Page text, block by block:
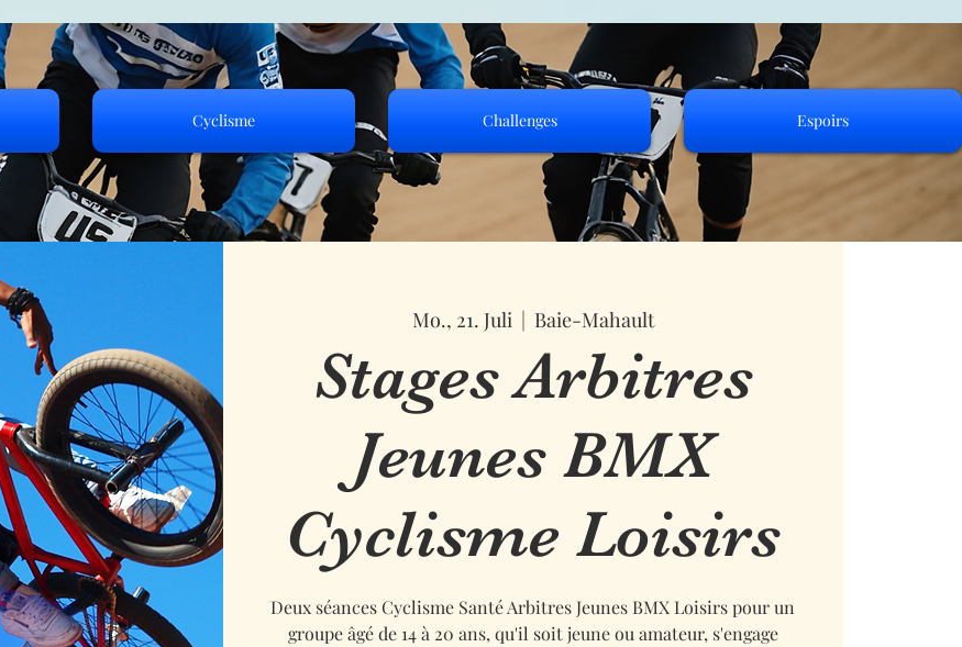
Cyclisme Challenges Espoirs
Mo., 21. Juli
  |
Baie-Mahault
Stages Arbitres
Jeunes BMX
Cyclisme Loisirs
Deux séances Cyclisme Santé Arbitres Jeunes BMX Loisirs pour un
groupe âgé de 14 à 20 ans, qu'il soit jeune ou amateur, s'engage